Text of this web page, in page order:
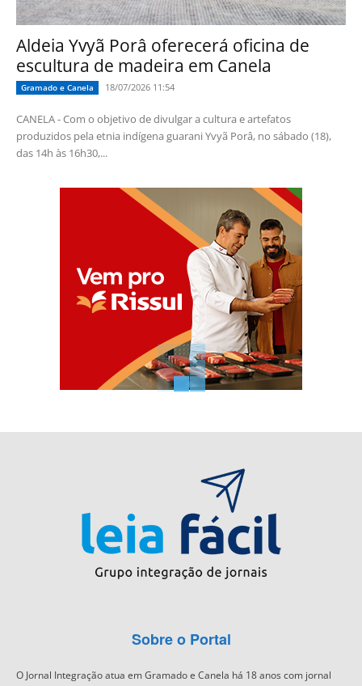
Aldeia Yvyã Porâ oferecerá oficina de
escultura de madeira em Canela
Gramado e Canela 18/07/2026 11:54
CANELA - Com o objetivo de divulgar a cultura e artefatos
produzidos pela etnia indígena guarani Yvyã Porâ, no sábado (18),
das 14h às 16h30,...
Sobre o Portal
O Jornal Integração atua em Gramado e Canela há 18 anos com jornal